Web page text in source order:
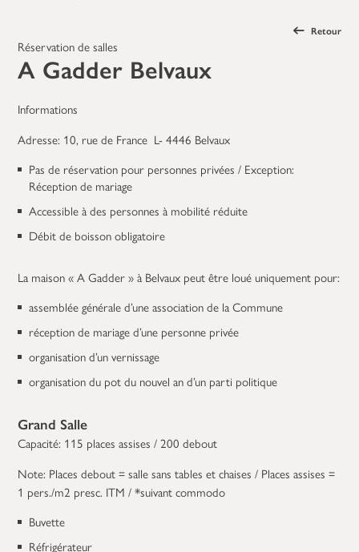
Retour
Réservation de salles
A Gadder Belvaux
Informations
Adresse: 10, rue de France L- 4446 Belvaux
Pas de réservation pour personnes privées / Exception:
Réception de mariage
Accessible à des personnes à mobilité réduite
Débit de boisson obligatoire
La maison « A Gadder » à Belvaux peut être loué uniquement pour:
assemblée générale d’une association de la Commune
réception de mariage d’une personne privée
organisation d’un vernissage
organisation du pot du nouvel an d’un parti politique
Grand Salle
Capacité: 115 places assises / 200 debout
Note: Places debout = salle sans tables et chaises / Places assises =
1 pers./m2 presc. ITM / *suivant commodo
Buvette
Réfrigérateur